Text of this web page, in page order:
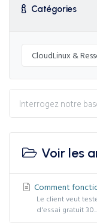
Catégories
Voir les
Comment
Le client veut
d'essai gratuit 30...